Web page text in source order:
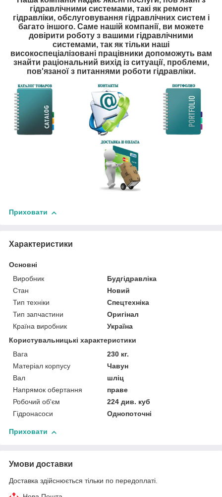
гідравлічними системами, такі як ремонт
гідравліки, обслуговування гідравлічних систем і
багато іншого. Саме нашій компанії, ви можете
довірити роботу з вашими гідравлічними
системами, так як тільки наші
високоспеціалізовані працівники допоможуть вам
знайти раціональний вихід із ситуації, проблеми,
пов'язаної з питаннями роботи гідравліки.
Приховати
Характеристики
Основні
Виробник
Будгідравліка
Стан
Новий
Тип техніки
Спецтехніка
Тип запчастини
Оригінал
Країна виробник
Україна
Користувальницькі характеристики
Вага
230 кг.
Матеріал корпусу
Чавун
Вал
шліц
Напрямок обертання
праве
Робочий об'єм
224 див. куб
Гідронасоси
Однопоточні
Приховати
Умови доставки
Доставка здійснюється тільки по передоплаті.